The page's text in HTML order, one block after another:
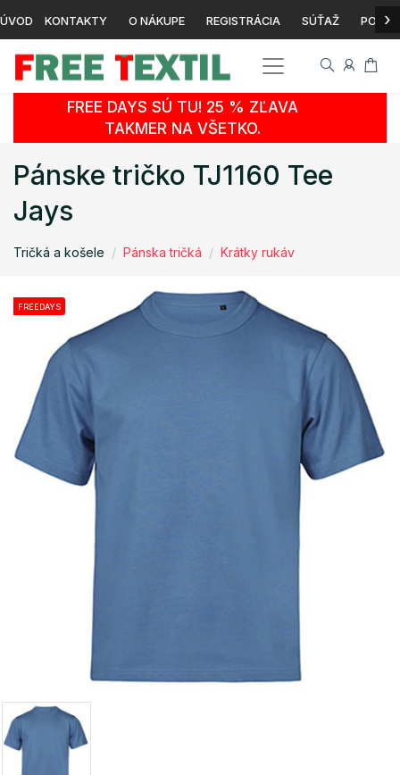
ÚVOD KONTAKTY O NÁKUPE REGISTRÁCIA SÚŤAŽ ›
FREE DAYS SÚ TU! 25 % ZĽAVA
TAKMER NA VŠETKO.
Pánske tričko TJ1160 Tee
Jays
Tričká a košele Pánska tričká Krátky rukáv
FREEDAYS